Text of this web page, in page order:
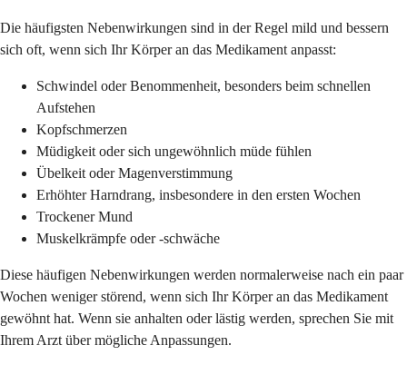
Die häufigsten Nebenwirkungen sind in der Regel mild und bessern
sich oft, wenn sich Ihr Körper an das Medikament anpasst:
Schwindel oder Benommenheit, besonders beim schnellen
Aufstehen
Kopfschmerzen
Müdigkeit oder sich ungewöhnlich müde fühlen
Übelkeit oder Magenverstimmung
Erhöhter Harndrang, insbesondere in den ersten Wochen
Trockener Mund
Muskelkrämpfe oder -schwäche
Diese häufigen Nebenwirkungen werden normalerweise nach ein paar
Wochen weniger störend, wenn sich Ihr Körper an das Medikament
gewöhnt hat. Wenn sie anhalten oder lästig werden, sprechen Sie mit
Ihrem Arzt über mögliche Anpassungen.